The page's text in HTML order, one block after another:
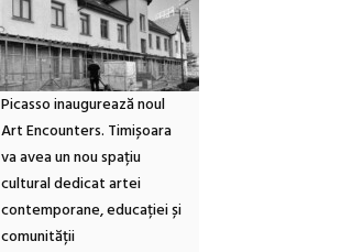
Picasso inaugurează noul
Art Encounters. Timișoara
va avea un nou spațiu
cultural dedicat artei
contemporane, educației și
comunității